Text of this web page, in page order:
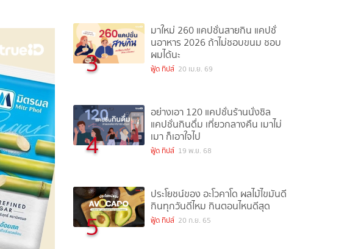
3
มาใหม่ 260 แคปชั่นสายกิน แคปชั่
นอาหาร 2026 ถ้าไม่ชอบขนม ชอบ
ผมได้นะ
ฟู้ด ทิปส์ 20 เม.ย. 69
4
อย่างเอา 120 แคปชั่นร้านนั่งชิล
แคปชั่นกินดื่ม เที่ยวกลางคืน เมาไม่
เมา ก็เอาใจไป
ฟู้ด ทิปส์ 19 พ.ย. 68
5
ประโยชน์ของ อะโวคาโด ผลไม้ไขมันดี
กินทุกวันดีไหม กินตอนไหนดีสุด
ฟู้ด ทิปส์ 20 ก.ย. 65